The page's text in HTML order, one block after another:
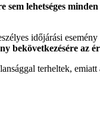
lehetséges
időjárási
bekövetkezésére az
terheltek,